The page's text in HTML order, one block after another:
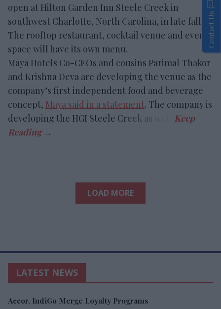
open at Hilton Garden Inn Steele Creek in
southwest Charlotte, North Carolina, in late fall.
The rooftop restaurant, cocktail venue and event
space will have its own menu.
Maya Hotels Co-CEOs and cousins Parimal Thakor
and Krishna Deva are developing the venue as the
company’s first independent food and beverage
concept, Maya said in a statement. The company is
developing the HGI Steele Creek as well.
LOAD MORE
LATEST NEWS
Accor, IndiGo Merge Loyalty Programs
Contact Us